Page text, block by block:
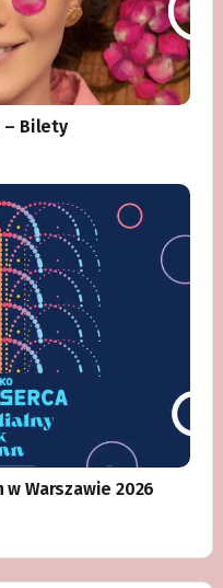
– Bilety
Warszawie 2026